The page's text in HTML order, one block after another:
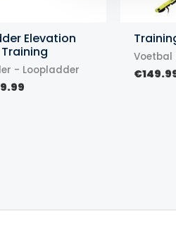
Elevation
- Loopladder
Voetbal
€